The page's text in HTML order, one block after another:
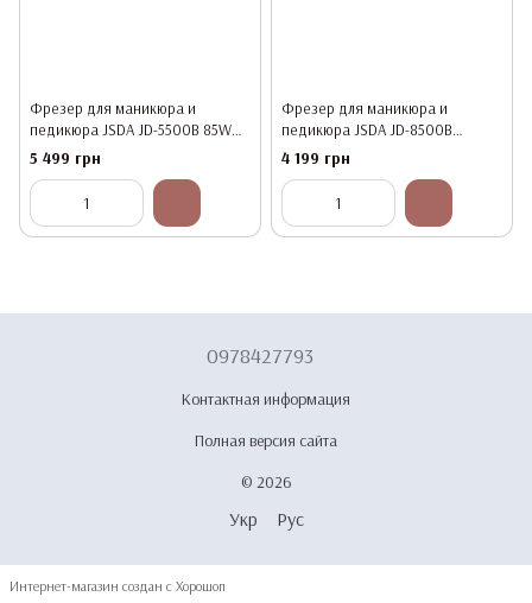
Фрезер для маникюра и
педикюра JSDA JD-5500B 85W
Оригинал
5 499 грн
Фрезер для маникюра и
педикюра JSDA JD-8500B
35000rpm (65w) ОРИГИНАЛ
4 199 грн
0978427793
Контактная информация
Полная версия сайта
© 2026
Укр Рус
Интернет-магазин создан с Хорошоп